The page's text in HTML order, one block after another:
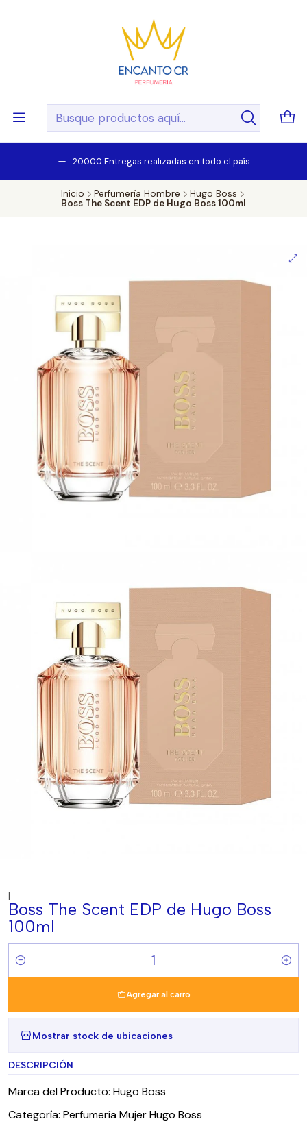
20.000 Entregas realizadas en todo el país
Inicio Perfumería Hombre
Hugo Boss
Boss The Scent EDP de Hugo Boss 100ml
|
Boss The Scent EDP de Hugo Boss
100ml
Cantidad
Agregar al carro
Mostrar stock de ubicaciones
DESCRIPCIÓN
Marca del Producto: Hugo Boss
Categoría: Perfumería Mujer Hugo Boss